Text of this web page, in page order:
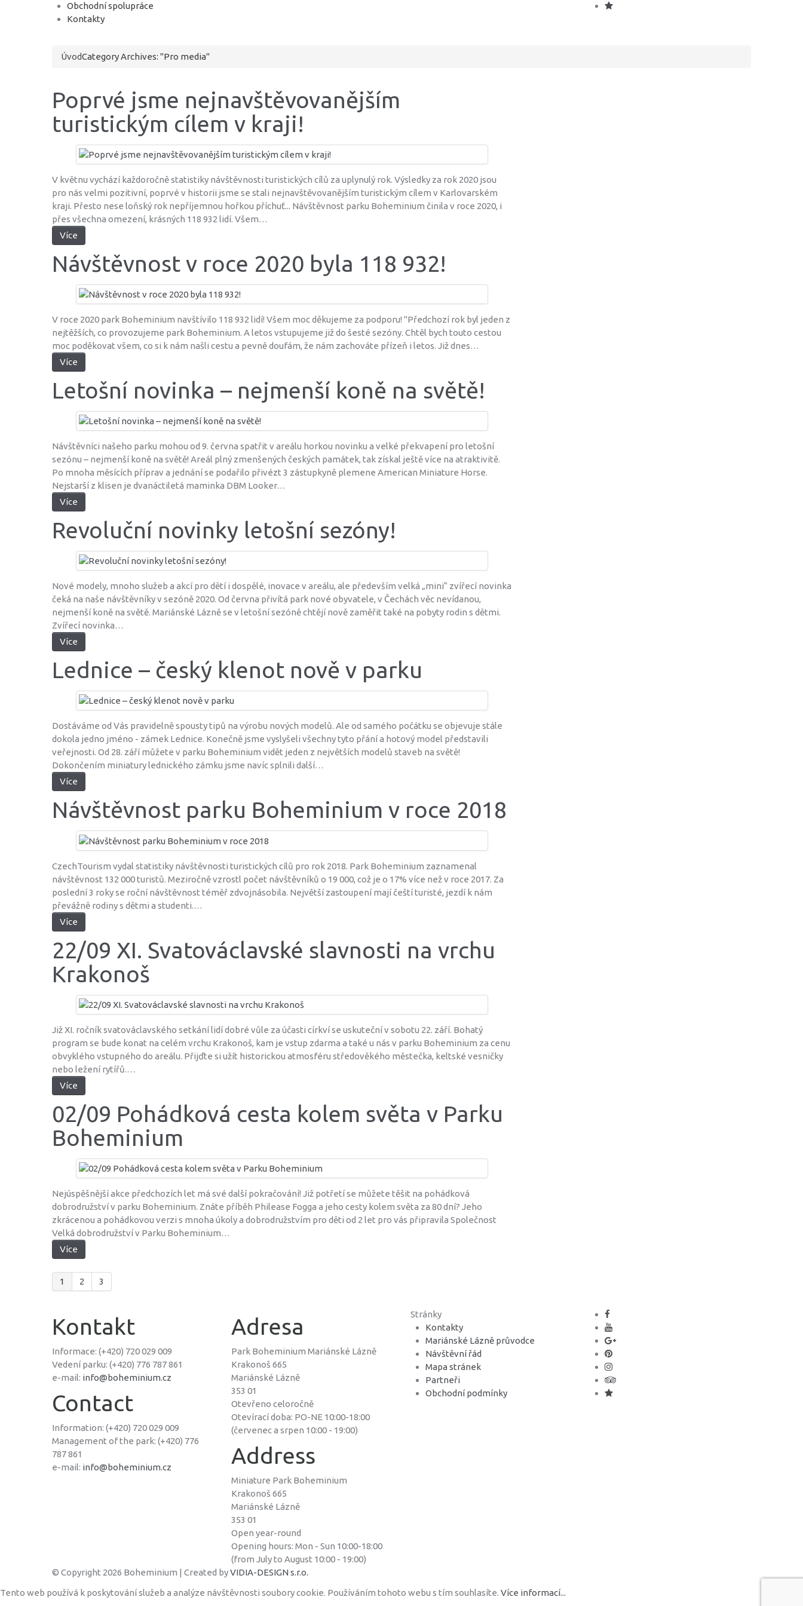
Obchodní spolupráce
Kontakty
ÚvodCategory Archives: "Pro media"
Poprvé jsme nejnavštěvovanějším
turistickým cílem v kraji!
V květnu vychází každoročně statistiky návštěvnosti turistických cílů za uplynulý rok. Výsledky za rok 2020 jsou
pro nás velmi pozitivní, poprvé v historii jsme se stali nejnavštěvovanějším turistickým cílem v Karlovarském
kraji. Přesto nese loňský rok nepříjemnou hořkou příchuť... Návštěvnost parku Boheminium činila v roce 2020, i
přes všechna omezení, krásných 118 932 lidí. Všem…
Více
Návštěvnost v roce 2020 byla 118 932!
V roce 2020 park Boheminium navštívilo 118 932 lidí! Všem moc děkujeme za podporu! "Předchozí rok byl jeden z
nejtěžších, co provozujeme park Boheminium. A letos vstupujeme již do šesté sezóny. Chtěl bych touto cestou
moc poděkovat všem, co si k nám našli cestu a pevně doufám, že nám zachováte přízeň i letos. Již dnes…
Více
Letošní novinka – nejmenší koně na světě!
Návštěvníci našeho parku mohou od 9. června spatřit v areálu horkou novinku a velké překvapení pro letošní
sezónu – nejmenší koně na světě! Areál plný zmenšených českých památek, tak získal ještě více na atraktivitě.
Po mnoha měsících příprav a jednání se podařilo přivézt 3 zástupkyně plemene American Miniature Horse.
Nejstarší z klisen je dvanáctiletá maminka DBM Looker…
Více
Revoluční novinky letošní sezóny!
Nové modely, mnoho služeb a akcí pro dětí i dospělé, inovace v areálu, ale především velká „mini“ zvířecí novinka
čeká na naše návštěvníky v sezóně 2020. Od června přivítá park nové obyvatele, v Čechách věc nevídanou,
nejmenší koně na světě. Mariánské Lázně se v letošní sezóně chtějí nově zaměřit také na pobyty rodin s dětmi.
Zvířecí novinka…
Více
Lednice – český klenot nově v parku
Dostáváme od Vás pravidelně spousty tipů na výrobu nových modelů. Ale od samého počátku se objevuje stále
dokola jedno jméno - zámek Lednice. Konečně jsme vyslyšeli všechny tyto přání a hotový model představili
veřejnosti. Od 28. září můžete v parku Boheminium vidět jeden z největších modelů staveb na světě!
Dokončením miniatury lednického zámku jsme navíc splnili další…
Více
Návštěvnost parku Boheminium v roce 2018
CzechTourism vydal statistiky návštěvnosti turistických cílů pro rok 2018. Park Boheminium zaznamenal
návštěvnost 132 000 turistů. Meziročně vzrostl počet návštěvníků o 19 000, což je o 17% více než v roce 2017. Za
poslední 3 roky se roční návštěvnost téměř zdvojnásobila. Největší zastoupení mají čeští turisté, jezdí k nám
převážně rodiny s dětmi a studenti.…
Více
22/09 XI. Svatováclavské slavnosti na vrchu
Krakonoš
Již XI. ročník svatováclavského setkání lidí dobré vůle za účasti církví se uskuteční v sobotu 22. září. Bohatý
program se bude konat na celém vrchu Krakonoš, kam je vstup zdarma a také u nás v parku Boheminium za cenu
obvyklého vstupného do areálu. Přijďte si užít historickou atmosféru středověkého městečka, keltské vesničky
nebo ležení rytířů.…
Více
02/09 Pohádková cesta kolem světa v Parku
Boheminium
Nejúspěšnější akce předchozích let má své další pokračování! Již potřetí se můžete těšit na pohádková
dobrodružství v parku Boheminium. Znáte příběh Philease Fogga a jeho cesty kolem světa za 80 dní? Jeho
zkrácenou a pohádkovou verzi s mnoha úkoly a dobrodružstvím pro děti od 2 let pro vás připravila Společnost
Velká dobrodružství v Parku Boheminium…
Více
1 2 3
Kontakt
Informace: (+420) 720 029 009
Vedení parku: (+420) 776 787 861
e-mail: info@boheminium.cz
Contact
Information: (+420) 720 029 009
Management of the park: (+420) 776
787 861
e-mail: info@boheminium.cz
Adresa
Park Boheminium Mariánské Lázně
Krakonoš 665
Mariánské Lázně
353 01
Otevřeno celoročně
Otevírací doba: PO-NE 10:00-18:00
(červenec a srpen 10:00 - 19:00)
Address
Miniature Park Boheminium
Krakonoš 665
Mariánské Lázně
353 01
Open year-round
Opening hours: Mon - Sun 10:00-18:00
(from July to August 10:00 - 19:00)
Stránky
Kontakty
Mariánské Lázně průvodce
Návštěvní řád
Mapa stránek
Partneři
Obchodní podmínky
© Copyright 2026 Boheminium | Created byVIDIA-DESIGN s.r.o.
Tento web používá k poskytování služeb a analýze návštěvnosti soubory cookie. Používáním tohoto webu s tím souhlasíte. Více informací...